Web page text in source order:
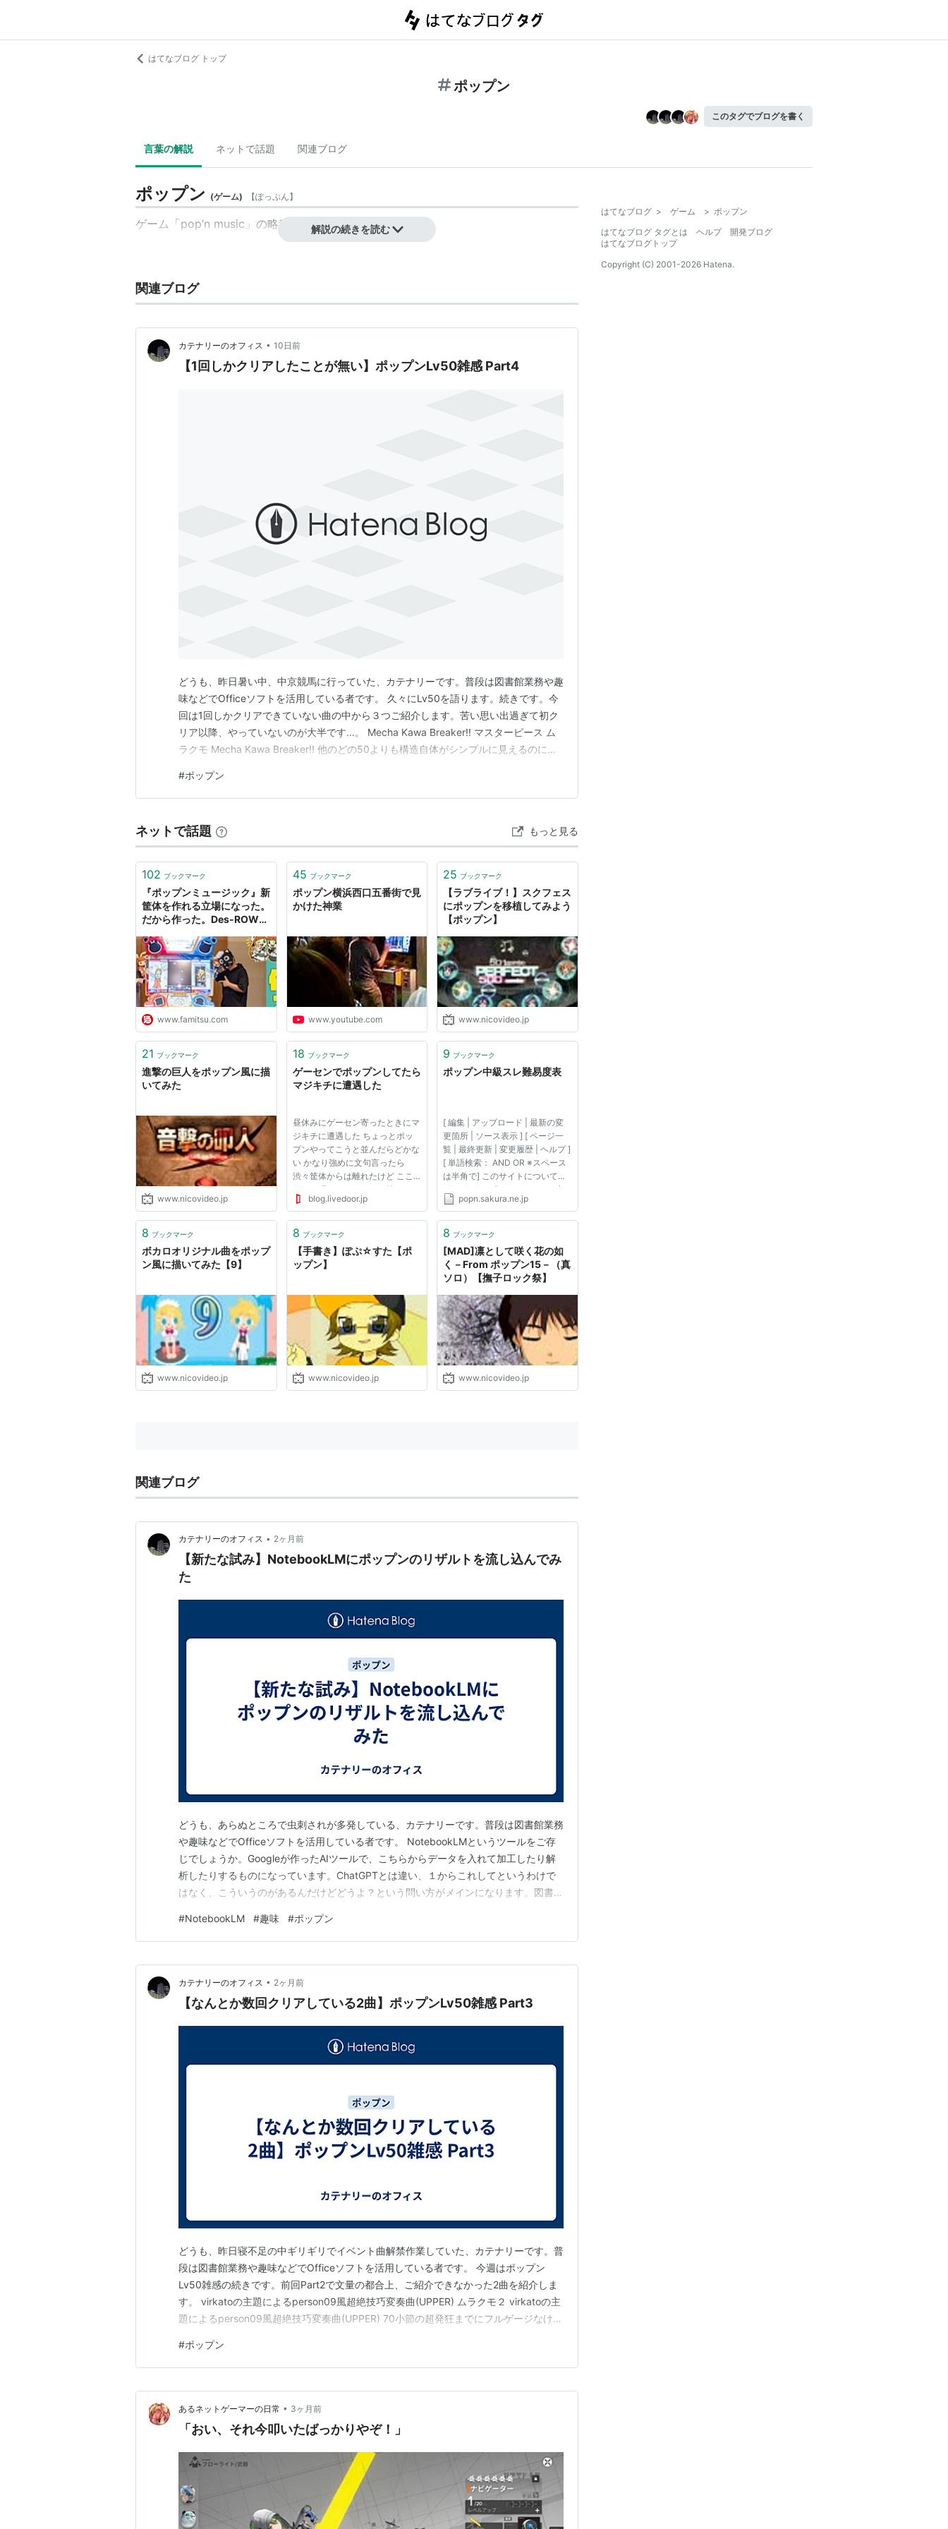
はてなブログ トップ
ポップン
このタグでブログを書く
言葉の解説 ネットで話題 関連ブログ
ポップン (ゲーム) 【ぽっぷん】
ゲーム「pop’n music 」の略称として使われることがある。
解説の続きを読む
関連ブログ
カテナリーのオフィス • 10日前
【1回しかクリアしたことが無い】ポップンLv50雑感 Part4
どうも、昨日暑い中、中京競馬に行っていた、カテナリーです。普段は図書館業務や趣
味などでOfficeソフトを活用している者です。 久々にLv50を語ります。続きです。今
回は1回しかクリアできていない曲の中から３つご紹介します。苦い思い出過ぎて初ク
リア以降、やっていないのが大半です…。 Mecha Kawa Breaker!! マスターピース ム
ラクモ Mecha Kawa Breaker!! 他のどの50よりも構造自体がシンプルに見えるのに物
く…。 クソガキを分からせましたMecha Kawa Breaker!! EX 初…
#ポップン
ネットで話題 もっと見る
102 ブックマーク
『ポップンミュージック』新
筐体を作れる立場になった。
だから作った。Des-ROWプ
ターに訊く新生ポップン誕生
秘話 | ゲーム・エンタメ最新
情報のファミ通.com
www.famitsu.com
45 ブックマーク
ポップン横浜西口五番街で見
かけた神業
www.youtube.com
25 ブックマーク
【ラブライブ！】スクフェス
にポップンを移植してみよう
【ポップン】
www.nicovideo.jp
21 ブックマーク
進撃の巨人をポップン風に描
いてみた
www.nicovideo.jp
18 ブックマーク
ゲーセンでポップンしてたら
マジキチに遭遇した
昼休みにゲーセン寄ったときにマ
ジキチに遭遇した ちょっとポッ
プンやってこうと並んだらどかな
い かなり強めに文句言ったら
渋々筐体からは離れたけど ここ
まで頑張ったからカード持ってく
なうんぬんかんぬん言ってる よ
1曲だけ遊べるみたいで 少しだけ
選...
blog.livedoor.jp
9 ブックマーク
ポップン中級スレ難易度表
[ 編集 | アップロード | 最新の変
更箇所 | ソース表示 ] [ ページ一
覧 | 最終更新 | 変更履歴 | ヘルプ ]
[ 単語検索： AND OR ※スペース
は半角で] このサイトについて
†[edit] ポップンミュージック中
級曲スレッド＠2ちゃんねる音ゲ
なでまとめるサイトです。
popn.sakura.ne.jp
8 ブックマーク
ボカロオリジナル曲をポップ
ン風に描いてみた【9】
www.nicovideo.jp
8 ブックマーク
【手書き】ぽぷ☆すた【ポ
ップン】
www.nicovideo.jp
8 ブックマーク
[MAD]凛として咲く花の如
く－From ポップン15－（真
ソロ）【撫子ロック祭】
www.nicovideo.jp
関連ブログ
カテナリーのオフィス • 2ヶ月前
【新たな試み】NotebookLMにポップンのリザルトを流し込んでみ
た
どうも、あらぬところで虫刺されが多発している、カテナリーです。普段は図書館業務
や趣味などでOfficeソフトを活用している者です。 NotebookLMというツールをご存
じでしょうか。Googleが作ったAIツールで、こちらからデータを入れて加工したり解
析したりするものになっています。ChatGPTとは違い、１からこれしてというわけで
はなく、こういうのがあるんだけどどうよ？という問い方がメインになります。図書館
いつつも… 「ポップンで何か使えないか？」 と思い立ちちょっと触ってみる、そんな
備忘録を今週はおとどけします…
#NotebookLM #趣味 #ポップン
カテナリーのオフィス • 2ヶ月前
【なんとか数回クリアしている2曲】ポップンLv50雑感 Part3
どうも、昨日寝不足の中ギリギリでイベント曲解禁作業していた、カテナリーです。普
段は図書館業務や趣味などでOfficeソフトを活用している者です。 今週はポップン
Lv50雑感の続きです。前回Part2で文量の都合上、ご紹介できなかった2曲を紹介しま
す。 virkatoの主題によるperson09風超絶技巧変奏曲(UPPER) ムラクモ２ virkatoの主
題によるperson09風超絶技巧変奏曲(UPPER) 70小節の超発狂までにフルゲージなけれ
がないので…。そこを抜けて13トリル突入時に逆ボ付近ならチャンスあり。プ…
#ポップン
あるネットゲーマーの日常 • 3ヶ月前
「おい、それ今叩いたばっかりやぞ！」
はてなブログ > ゲーム > ポップン
はてなブログ タグとは
ヘルプ
開発ブログ
はてなブログトップ
Copyright (C) 2001-2026 Hatena.